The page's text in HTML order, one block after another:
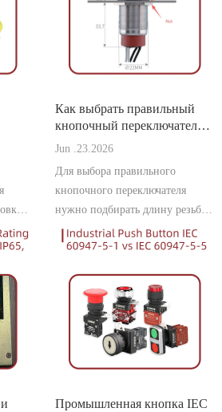
Как выбрать правильный
кнопочный переключатель
для толщины панели |
Jun .23.2026
Для выбора правильного
кнопочного переключателя
нужно подбирать длину резьбы
с толщиной панели. В этом
руководстве объясняется, как
подходящую модель, чтобы
избежать проблем с установкой
и обеспечить надёжную
установку.
Промышленная кнопка IEC